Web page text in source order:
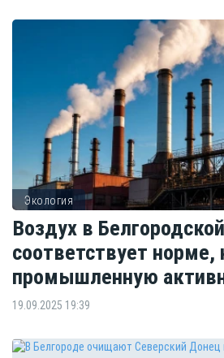
Экология
Воздух в
соответствует норме,
промышленную
19.09.2025 19:39